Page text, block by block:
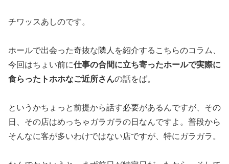
チワッスあしのです。
ホールで出会った奇抜な隣人を紹介するこちらのコラム、
今回はち ょい前に仕事の合間に立ち寄ったホールで実際に
食らったトホホなご近所さんの話をば。
というかちょっと前提から話す必要があるんですが、その
日、その店はめっちゃガラガラの日なんですよ。普段から
そんなに客が多いわけではない店ですが、特にガラガラ。